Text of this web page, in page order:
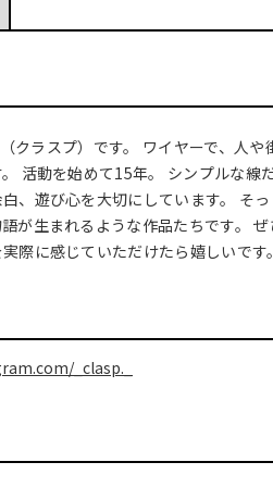
クラスプ）です。 ワイヤーで、人や
活動を始めて15年。 シンプルな線
、遊び心を大切にしています。 そ
が生まれるような作品たちです。
際に感じていただけたら嬉しいです。
_clasp._